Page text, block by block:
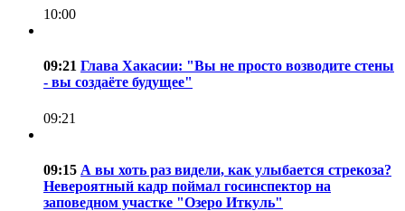
10:00
09:21 Глава Хакасии: "Вы не просто возводите стены
- вы создаёте будущее"
09:21
09:15 А вы хоть раз видели, как улыбается стрекоза?
Невероятный кадр поймал госинспектор на
заповедном участке "Озеро Иткуль"